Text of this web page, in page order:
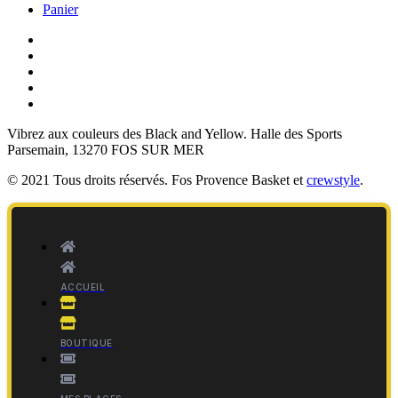
Panier
Vibrez aux couleurs des Black and Yellow. Halle des Sports
Parsemain, 13270 FOS SUR MER
© 2021 Tous droits réservés. Fos Provence Basket et crewstyle.
ACCUEIL
BOUTIQUE